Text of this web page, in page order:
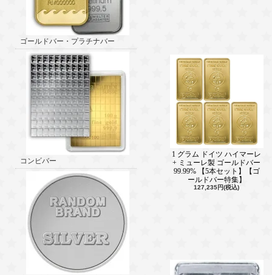
ゴールドバー・プラチナバー
コンビバー
1 グラム ドイツ ハイマーレ
+ ミューレ製 ゴールドバー
99.99% 【5本セット】【ゴ
ールドバー特集】
127,235円(税込)